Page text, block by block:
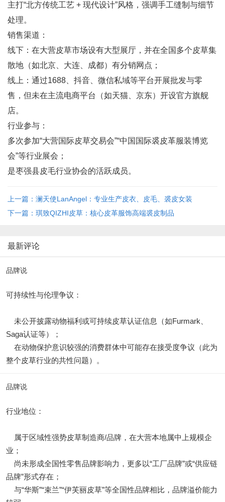
主打“北方传统工艺 + 现代设计”风格，强调手工缝制与细节
处理。
销售渠道：
线下：在大营皮草市场设有大型展厅，并在全国多个皮草集
散地（如北京、大连、成都）有分销网点；
线上：通过1688、抖音、微信私域等平台开展批发与零
售，但未在主流电商平台（如天猫、京东）开设官方旗舰
店。
行业参与：
多次参加“大营国际皮草交易会”“中国国际裘皮革服装博览
会”等行业展会；
是枣强县皮毛行业协会的活跃成员。
上一篇：澜天使LanAngel：专业生产皮衣、皮毛、裘皮女装
下一篇：琪致QIZHI皮草：核心皮革服饰高端裘皮制品
最新评论
品牌说
可持续性与伦理争议：
未公开披露动物福利或可持续皮草认证信息（如Furmark、
Saga认证等）；
在动物保护意识较强的消费群体中可能存在接受度争议（此为
整个皮草行业的共性问题）。
品牌说
行业地位：
属于区域性强势皮草制造商/品牌，在大营本地属中上规模企
业；
尚未形成全国性零售品牌影响力，更多以“工厂品牌”或“供应链
品牌”形式存在；
与“华斯”“束兰”“伊芙丽皮草”等全国性品牌相比，品牌溢价能力